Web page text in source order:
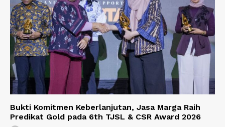
Bukti Komitmen Keberlanjutan, Jasa Marga Raih
Predikat Gold pada 6th TJSL & CSR Award 2026